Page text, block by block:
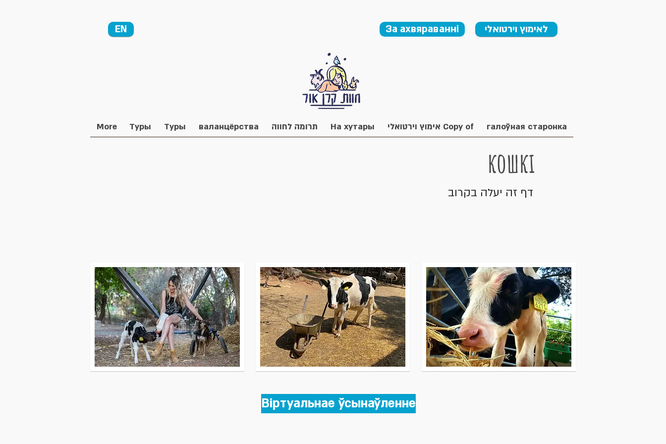
EN За ахвяраванні לאימוץ וירטואלי
галоўная старонка Copy of אימוץ וירטואלי На хутары תרומה לחווה валанцёрства
Туры
Туры
More
кошкі
דף זה יעלה בקרוב
Віртуальнае ўсынаўленне